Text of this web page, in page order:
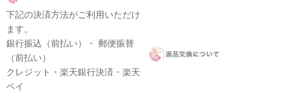
下記の決済方法がご利用いただけ
ます。
銀行振込（前払い）・ 郵便振替
（前払い）
クレジット・楽天銀行決済・楽天
ペイ